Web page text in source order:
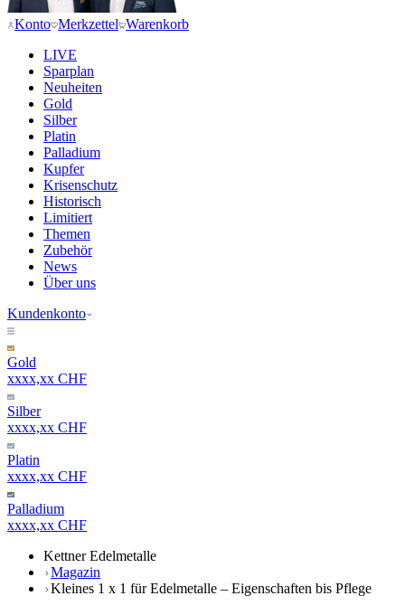
Konto Merkzettel Warenkorb
LIVE
Sparplan
Neuheiten
Gold
Silber
Platin
Palladium
Kupfer
Krisenschutz
Historisch
Limitiert
Themen
Zubehör
News
Über uns
Kundenkonto
Gold
xxxx,xx CHF
Silber
xxxx,xx CHF
Platin
xxxx,xx CHF
Palladium
xxxx,xx CHF
Kettner Edelmetalle
Magazin
Kleines 1 x 1 für Edelmetalle – Eigenschaften bis Pflege